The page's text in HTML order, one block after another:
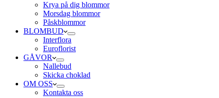
Krya på dig blommor
Morsdag blommor
Påskblommor
BLOMBUD
Interflora
Euroflorist
GÅVOR
Nallebud
Skicka choklad
OM OSS
Kontakta oss